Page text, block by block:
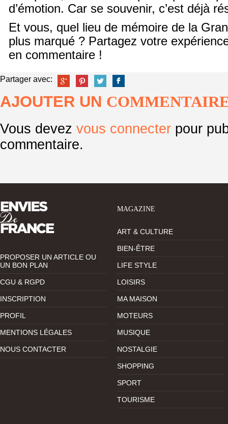
d’émotion. Car se souvenir, c’est déjà
Et vous, quel lieu de mémoire de la
plus marqué ? Partagez votre
en commentaire !
Partager avec:
AJOUTER UN
Vous devez vous connecter pour
commentaire.
PROPOSER UN ARTICLE OU
UN BON PLAN
CGU & RGPD
INSCRIPTION
PROFIL
MENTIONS LÉGALES
NOUS CONTACTER
MAGAZINE
ART & CULTURE
BIEN-ÊTRE
LIFE STYLE
LOISIRS
MA MAISON
MOTEURS
MUSIQUE
NOSTALGIE
SHOPPING
SPORT
TOURISME